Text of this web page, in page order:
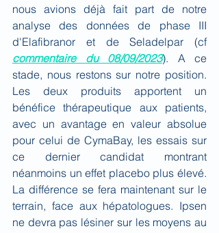
nous avions déjà fait part de notre
analyse des données de phase III
commentaire du 08/09/2023). A ce
stade, nous restons sur notre position.
Les deux produits apportent un
bénéfice thérapeutique aux patients,
avec un avantage en valeur absolue
pour celui de CymaBay, les essais sur
ce dernier candidat montrant
néanmoins un effet placebo plus élevé.
La différence se fera maintenant sur le
terrain, face aux hépatologues. Ipsen
ne devra pas lésiner sur les moyens au